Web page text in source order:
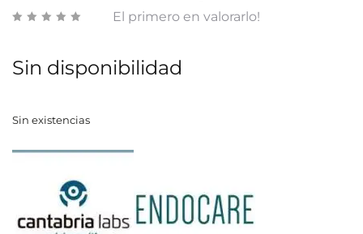
El primero en valorarlo!
Sin disponibilidad
Sin existencias